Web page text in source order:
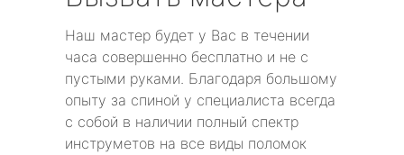
Наш мастер будет у Вас в течении
часа совершенно бесплатно и не с
пустыми руками. Благодаря большому
опыту за спиной у специалиста всегда
с собой в наличии полный спектр
инструметов на все виды поломок